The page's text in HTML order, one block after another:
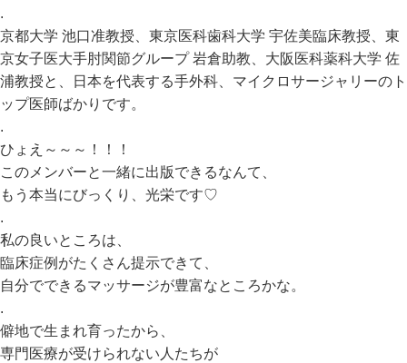
.
京都大学 池口准教授、東京医科歯科大学 宇佐美臨床教授、東
京女子医大手肘関節グループ 岩倉助教、大阪医科薬科大学 佐
浦教授と、日本を代表する手外科、マイクロサージャリーのト
ップ医師ばかりです。
.
ひょえ～～～！！！
このメンバーと一緒に出版できるなんて、
もう本当にびっくり、光栄です♡
.
私の良いところは、
臨床症例がたくさん提示できて、
自分でできるマッサージが豊富なところかな。
.
僻地で生まれ育ったから、
専門医療が受けられない人たちが